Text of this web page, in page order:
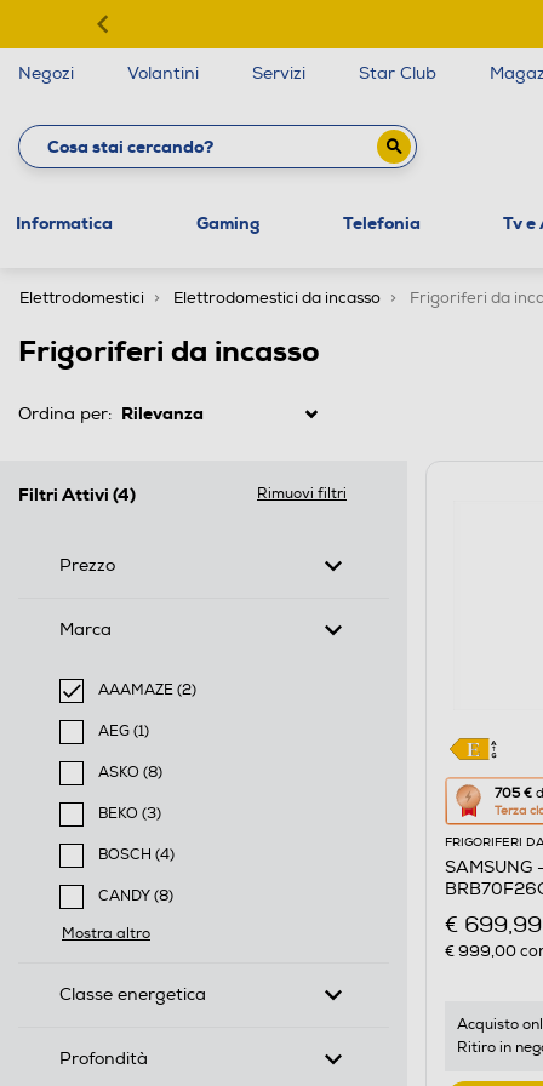
Negozi Volantini Servizi Star Club
Informatica Gaming Telefonia Tv e
Elettrodomestici Elettrodomestici da incasso Frigoriferi da
Frigoriferi da incasso
Ordina per:
Filtri Attivi (4) Rimuovi filtri
Prezzo
Marca
AAAMAZE (2)
selected Filtro applicato per Marca: AAAMAZE
AEG (1)
Filtra per Marca: AEG
ASKO (8)
Filtra per Marca: ASKO
BEKO (3)
Filtra per Marca: BEKO
BOSCH (4)
Filtra per Marca: BOSCH
CANDY (8)
Filtra per Marca: CANDY
Mostra altro
Classe energetica
Profondità
705 €
Terza
Questa
azione
aprirà
il
di
di
Youreko.
FRIGORIFERI
€ 699,99
€ 999,00
Acquisto
Ritiro in